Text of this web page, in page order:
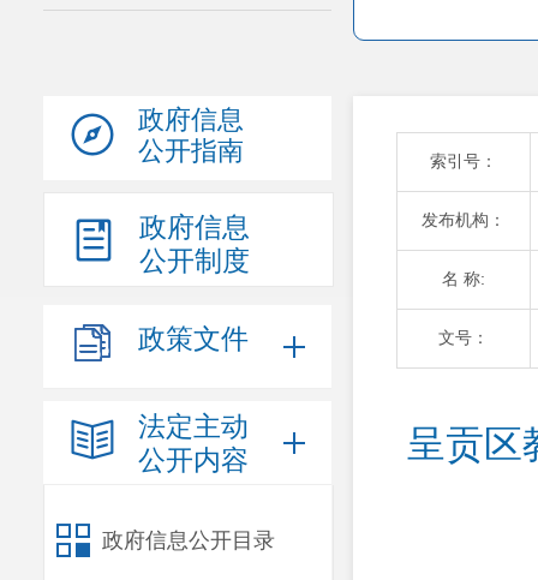
政府信息
公开指南
政府信息
公开制度
政策文件
法定主动
公开内容
政府信息公开目录
索引号：
发布机构：
名 称:
文号：
呈贡区